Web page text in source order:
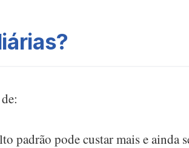
padrão pode custar mais e ainda